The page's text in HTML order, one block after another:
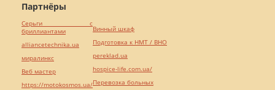
Партнёры
Серьги с
бриллиантами
alliancetechnika.ua
миралинкс
Веб мастер
https://motokosmos.ua/
Винный шкаф
Подготовка к НМТ / ВНО
pereklad.ua
hospice-life.com.ua/
Перевозка больных